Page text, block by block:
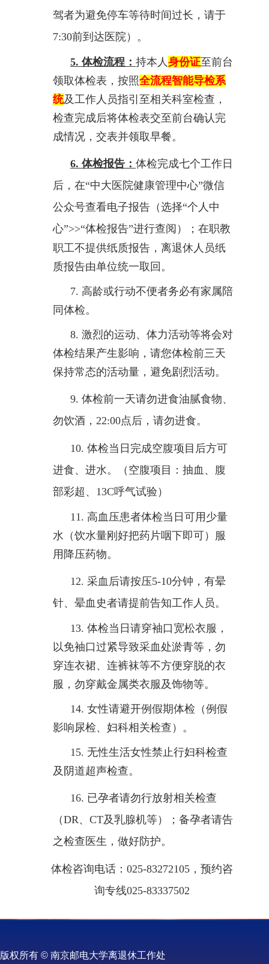
驾者为避免停车等待时间过长，请于
7:30前到达医院）。
5. 体检流程： 持本人身份证至前台
领取体检表，按照全流程智能导检系
统及工作人员指引至相关科室检查，
检查完成后将体检表交至前台确认完
成情况，交表并领取早餐。
6. 体检报告： 体检完成七个工作日
后，在“中大医院健康管理中心”微信
公众号查看电子报告（选择“个人中
心”>>“体检报告”进行查阅）； 在职教
职工不提供纸质报告，离退休人员纸
质报告由单位统一取回。
7. 高龄或行动不便者务必有家属陪
同体检。
8. 激烈的运动、体力活动等将会对
体检结果产生影响，请您体检前三天
保持常态的活动量，避免剧烈活动。
9. 体检前一天请勿进食油腻食物、
勿饮酒， 22:00点后，请勿进食。
10. 体检当日完成空腹项目后方可
进食、进水。（空腹项目：抽血、腹
部彩超、 13C呼气试验）
11. 高血压患者体检当日可用少量
水（饮水量刚好把药片咽下即可）服
用降压药物。
12. 采血后请按压5-10分钟，有晕
针、晕血史者请提前告知工作人员。
13. 体检当日请穿袖口宽松衣服，
以免袖口过紧导致采血处淤青等，勿
穿连衣裙、连裤袜等不方便穿脱的衣
服，勿穿戴金属类衣服及饰物等。
14. 女性请避开例假期体检（例假
影响尿检、妇科相关检查）。
15. 无性生活女性禁止行妇科检查
及阴道超声检查。
16. 已孕者请勿行放射相关检查
（DR、 CT及乳腺机等）；备孕者请告
之检查医生，做好防护。
体检咨询电话： 025-83272105，预约咨
询专线025-83337502
版权所有 © 南京邮电大学离退休工作处